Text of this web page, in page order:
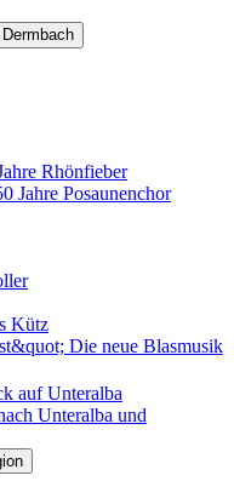
Rhönfieber
Jahre Posaunenchor